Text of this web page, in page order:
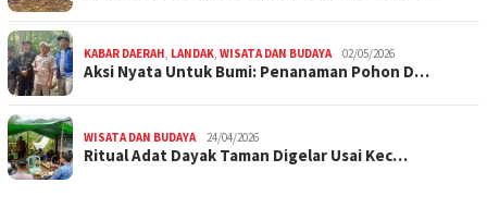
KABAR DAERAH, LANDAK, WISATA DAN BUDAYA 02/05/2026
Aksi Nyata Untuk Bumi: Penanaman Pohon D…
WISATA DAN BUDAYA 24/04/2026
Ritual Adat Dayak Taman Digelar Usai Kec…